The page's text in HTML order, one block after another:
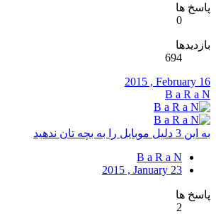
پاسخ ها
0
بازدیدها
694
2015 , February 16
B a R a N
به این 3 دلیل موبایل را به بچه تان ندهید
B a R a N
2015 , January 23
پاسخ ها
2